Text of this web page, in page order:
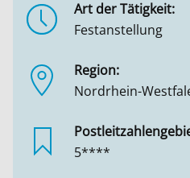
Art der Tätigkeit:
Festanstellung
Region:
Nordrhein-
5****